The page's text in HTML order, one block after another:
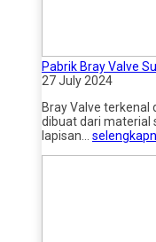
Pabrik Bray Valve
27 July 2024
Bray Valve terkenal
dibuat dari material
lapisan…